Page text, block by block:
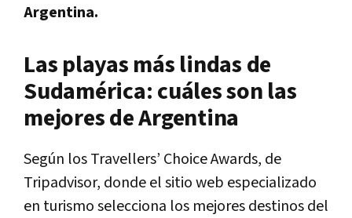
Argentina.
Las playas más lindas de
Sudamérica: cuáles son las
mejores de Argentina
Según los Travellers’ Choice Awards, de
Tripadvisor, donde el sitio web especializado
en turismo selecciona los mejores destinos del